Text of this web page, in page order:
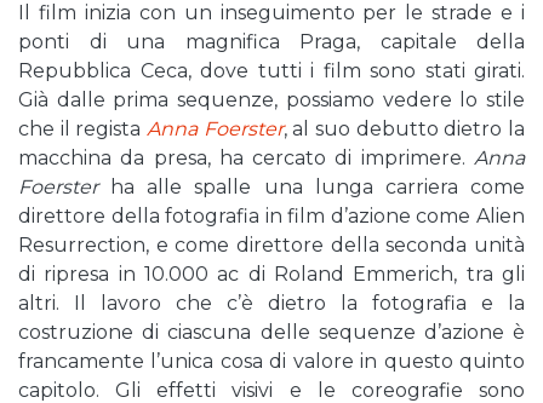
Il film inizia con un inseguimento per le strade e i
ponti di una magnifica Praga, capitale della
Repubblica Ceca, dove tutti i film sono stati girati.
Già dalle prima sequenze, possiamo vedere lo stile
che il regista Anna Foerster, al suo debutto dietro la
macchina da presa, ha cercato di imprimere. Anna
Foersterha alle spalle una lunga carriera come
direttore della fotografia in film d’azione come Alien
Resurrection, e come direttore della seconda unità
di ripresa in 10.000 ac di Roland Emmerich, tra gli
altri. Il lavoro che c’è dietro la fotografia e la
costruzione di ciascuna delle sequenze d’azione è
francamente l’unica cosa di valore in questo quinto
capitolo. Gli effetti visivi e le coreografie sono